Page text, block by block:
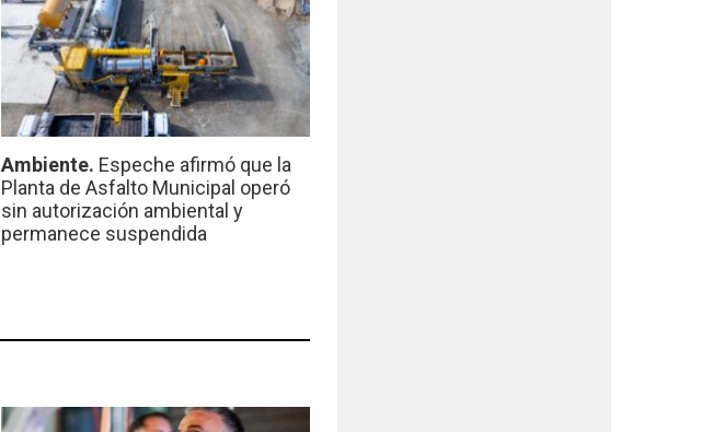
Ambiente. Espeche afirmó que la
Planta de Asfalto Municipal operó
sin autorización ambiental y
permanece suspendida